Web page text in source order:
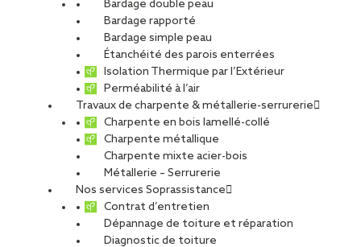
Bardage double peau
Bardage rapporté
Bardage simple peau
Étanchéité des parois enterrées
Isolation Thermique par l’Extérieur
Perméabilité à l’air
Travaux de charpente & métallerie-serrurerie
Charpente en bois lamellé-collé
Charpente métallique
Charpente mixte acier-bois
Métallerie – Serrurerie
Nos services Soprassistance
Contrat d’entretien
Dépannage de toiture et réparation
Diagnostic de toiture